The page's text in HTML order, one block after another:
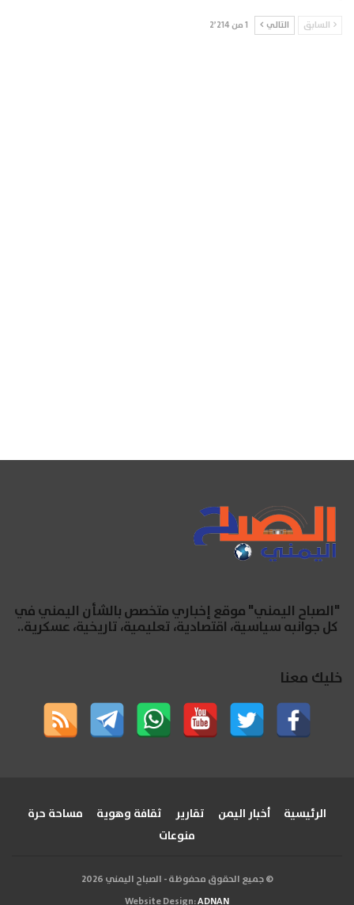
السابق التالي 1 من 2٬214
"الصباح اليمني" موقع إخباري متخصص بالشأن اليمني في
كل جوانبه سياسية، اقتصادية، تعليمية، تاريخية، عسكرية..
خليك معنا
الرئيسية أخبار اليمن تقارير ثقافة وهوية
مساحة حرة
منوعات
© جميع الحقوق محفوظة - الصباح اليمني 2026
Website Design:ADNAN